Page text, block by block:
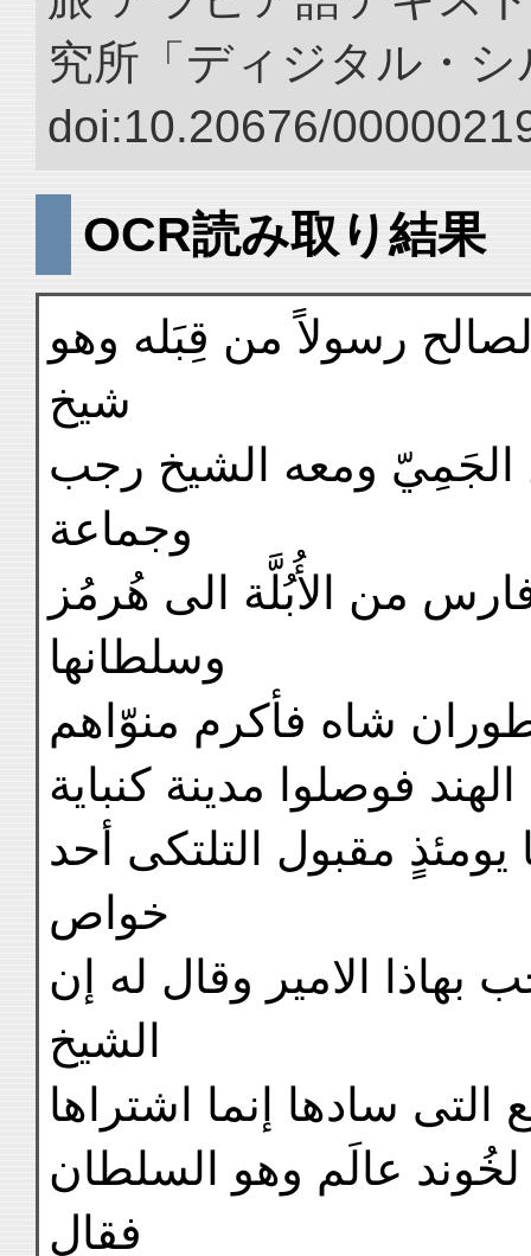
究所「ディジタル・
doi:10.20676/
OCR読み取り結果
رسولاً من قِبَله وهو
شيخ
الجَمِيّ ومعه الشيخ رجب
وجماعة
من الأُبُلَّة الى هُرمُز
وسلطانها
شاه فأكرم منوّاهم
فوصلوا مدينة كنباية
مقبول التلتكى أحد
خواص
بهاذا الامير وقال له إن
الشيخ
التى سادها إنما اشتراها
لخُوند عالَم وهو السلطان
فقال